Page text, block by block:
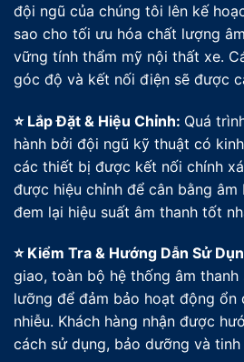
đội ngũ của chúng tôi lên kế
sao cho tối ưu hóa chất lượng
vững tính thẩm mỹ nội thất xe.
góc độ và kết nối điện sẽ được
⭐ Lắp Đặt & Hiệu Chỉnh: Quá
hành bởi đội ngũ kỹ thuật có
các thiết bị được kết nối chính
được hiệu chỉnh để cân bằng
đem lại hiệu suất âm thanh tốt
⭐ Kiểm Tra & Hướng Dẫn Sử
giao, toàn bộ hệ thống âm
lưỡng để đảm bảo hoạt động ổn
nhiễu. Khách hàng nhận được
cách sử dụng, bảo dưỡng và tinh